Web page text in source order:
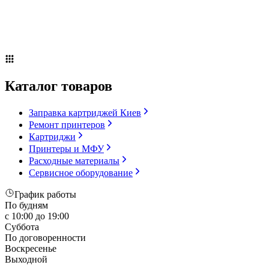
Каталог товаров
Заправка картриджей Киев
Ремонт принтеров
Картриджи
Принтеры и МФУ
Расходные материалы
Сервисное оборудование
График работы
По будням
с 10:00 до 19:00
Суббота
По договоренности
Воскресенье
Выходной